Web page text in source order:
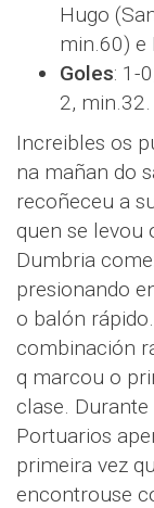
Hugo
min.60) e
Goles: 1-
2, min.32.
Increibles os
na mañan do
recoñeceu a
quen se levou
Dumbria
presionando
o balón
combinación
q marcou o
clase.
Portuarios
primeira vez
encontrouse